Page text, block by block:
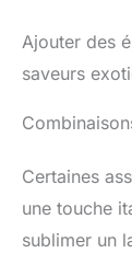
Ajouter des
saveurs
Certaines
une touche
sublimer un